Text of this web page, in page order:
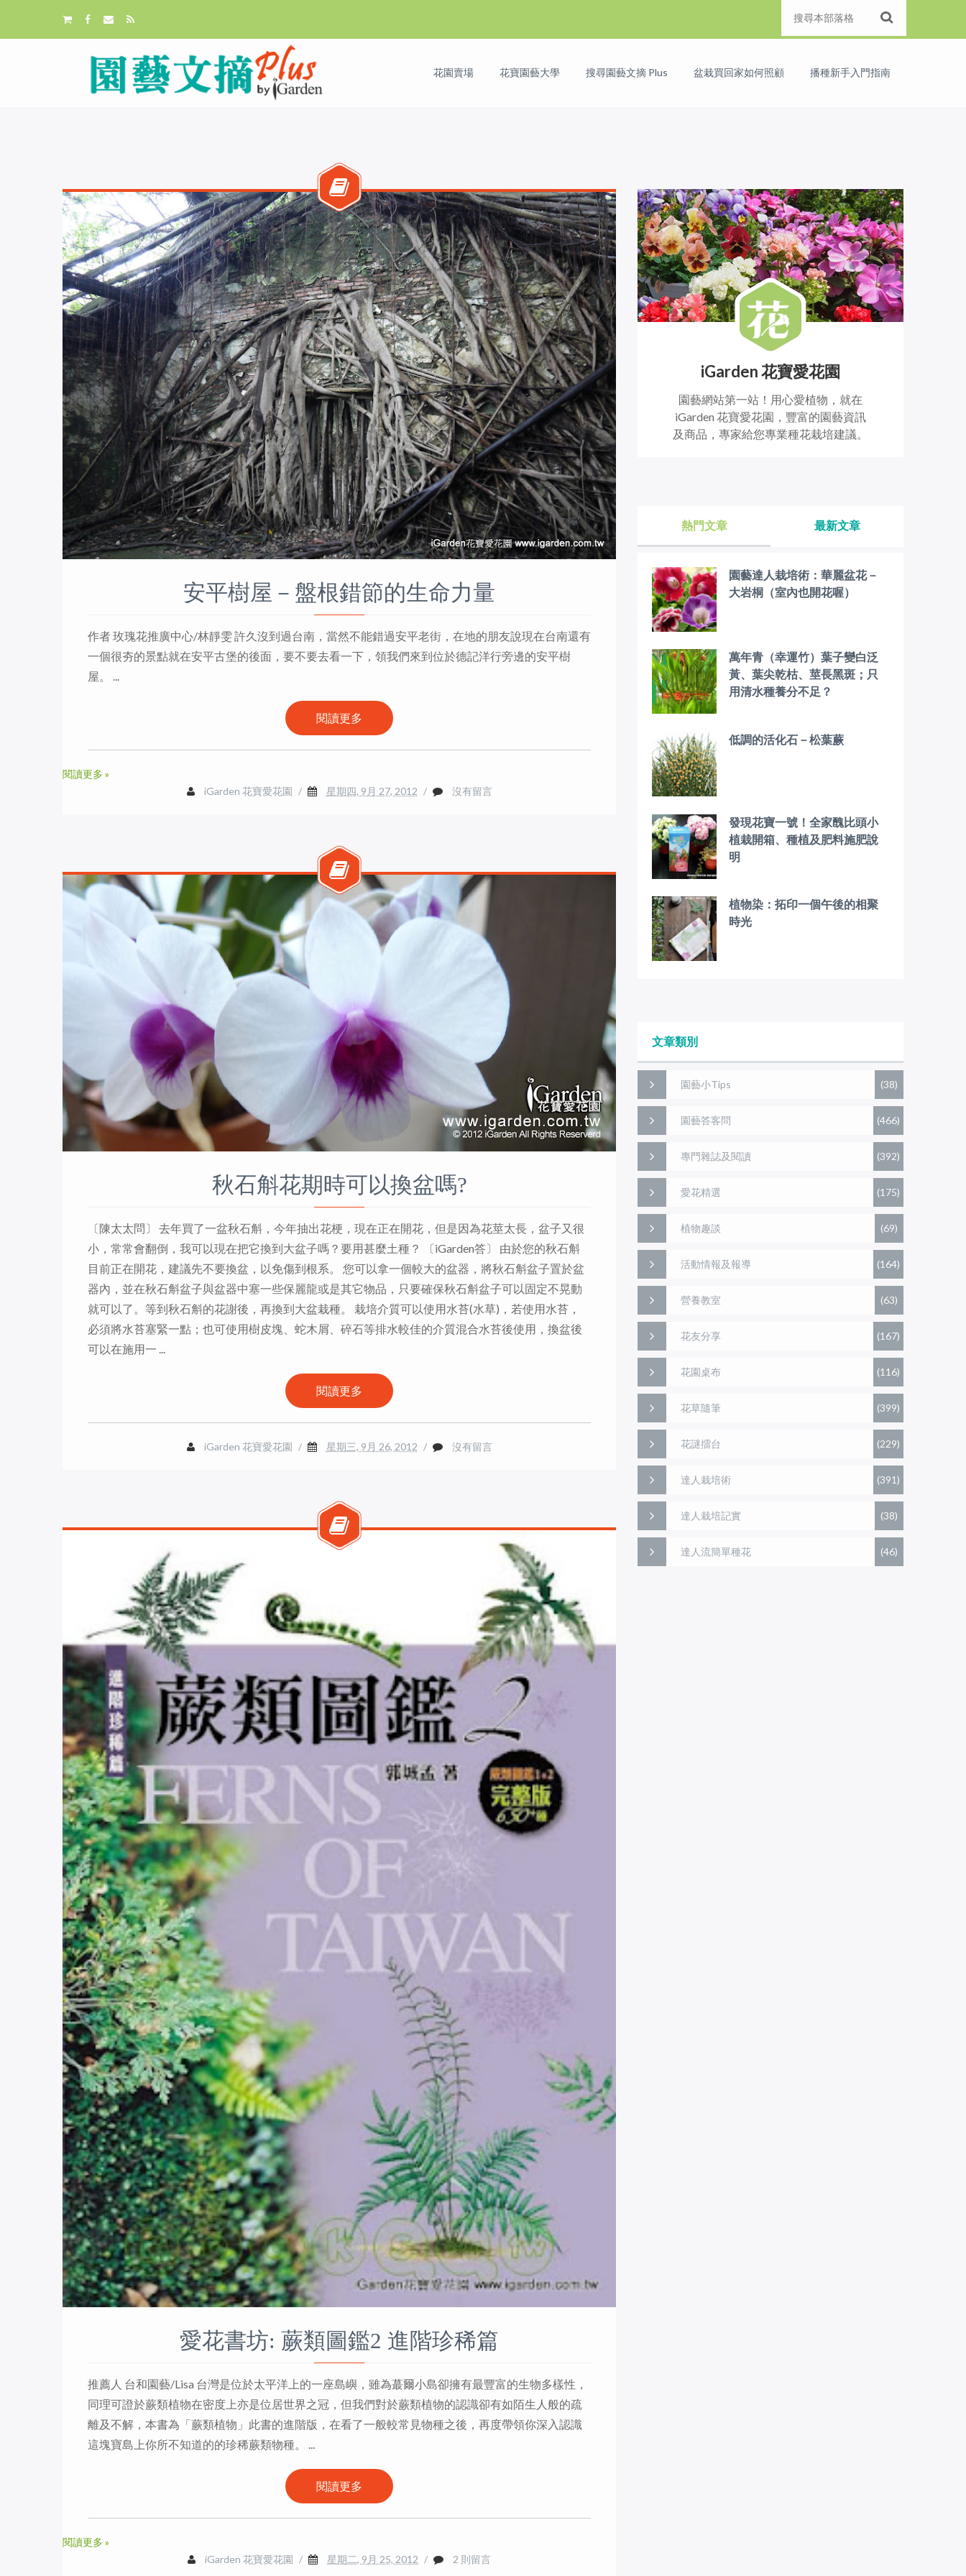
花園賣場 花寶園藝大學 搜尋園藝文摘 Plus 盆栽買回家如何照顧 播種新手入門指南
安平樹屋－盤根錯節的生命力量
作者 玫瑰花推廣中心/林靜雯 許久沒到過台南，當然不能錯過安平老街，在地的朋友說現在台南還有
一個很夯的景點就在安平古堡的後面，要不要去看一下，領我們來到位於德記洋行旁邊的安平樹
屋。 ...
閱讀更多
閱讀更多 »
iGarden 花寶愛花園 / 星期四, 9月 27, 2012 / 沒有留言
秋石斛花期時可以換盆嗎?
〔陳太太問〕 去年買了一盆秋石斛，今年抽出花梗，現在正在開花，但是因為花莖太長，盆子又很
小，常常會翻倒，我可以現在把它換到大盆子嗎？要用甚麼土種？ 〔iGarden答〕 由於您的秋石斛
目前正在開花，建議先不要換盆，以免傷到根系。 您可以拿一個較大的盆器，將秋石斛盆子置於盆
器內，並在秋石斛盆子與盆器中塞一些保麗龍或是其它物品，只要確保秋石斛盆子可以固定不晃動
就可以了。等到秋石斛的花謝後，再換到大盆栽種。 栽培介質可以使用水苔(水草)，若使用水苔，
必須將水苔塞緊一點；也可使用樹皮塊、蛇木屑、碎石等排水較佳的介質混合水苔後使用，換盆後
可以在施用一 ...
閱讀更多
iGarden 花寶愛花園 / 星期三, 9月 26, 2012 / 沒有留言
愛花書坊: 蕨類圖鑑2 進階珍稀篇
推薦人 台和園藝/Lisa 台灣是位於太平洋上的一座島嶼，雖為蕞爾小島卻擁有最豐富的生物多樣性，
同理可證於蕨類植物在密度上亦是位居世界之冠，但我們對於蕨類植物的認識卻有如陌生人般的疏
離及不解，本書為「蕨類植物」此書的進階版，在看了一般較常見物種之後，再度帶領你深入認識
這塊寶島上你所不知道的的珍稀蕨類物種。 ...
閱讀更多
閱讀更多 »
iGarden 花寶愛花園 / 星期二, 9月 25, 2012 / 2 則留言
iGarden 花寶愛花園
園藝網站第一站！用心愛植物，就在
iGarden 花寶愛花園，豐富的園藝資訊
及商品，專家給您專業種花栽培建議。
熱門文章 最新文章
園藝達人栽培術：華麗盆花－
大岩桐（室內也開花喔）
萬年青（幸運竹）葉子變白泛
黃、葉尖乾枯、莖長黑斑；只
用清水種養分不足？
低調的活化石－松葉蕨
發現花寶一號！全家醜比頭小
植栽開箱、種植及肥料施肥說
明
植物染：拓印一個午後的相聚
時光
文章類別
園藝小Tips (38)
園藝答客問 (466)
專門雜誌及閱讀 (392)
愛花精選 (175)
植物趣談 (69)
活動情報及報導 (164)
營養教室 (63)
花友分享 (167)
花園桌布 (116)
花草隨筆 (399)
花謎擂台 (229)
達人栽培術 (391)
達人栽培記實 (38)
達人流簡單種花 (46)